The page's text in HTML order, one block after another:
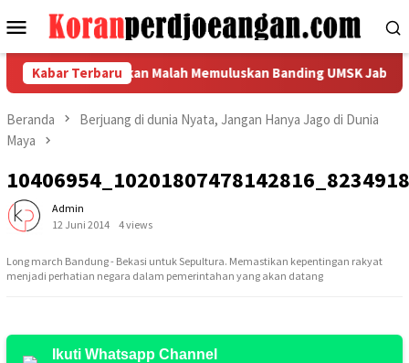
ke
Menu
Mobile
Kabar Terbaru
Mulyadi, Bukan Malah Memuluskan Banding UMSK Jabar?
Beranda
Berjuang di dunia Nyata, Jangan Hanya Jago di Dunia
Maya
Admin
12 Juni 2014
4 views
Long march Bandung - Bekasi untuk Sepultura. Memastikan kepentingan rakyat
menjadi perhatian negara dalam pemerintahan yang akan datang
Ikuti Whatsapp Channel